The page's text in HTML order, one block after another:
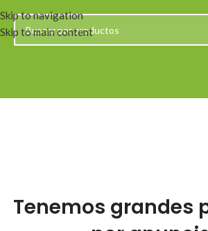
Skip to navigation
Skip to main content
Tenemos grandes